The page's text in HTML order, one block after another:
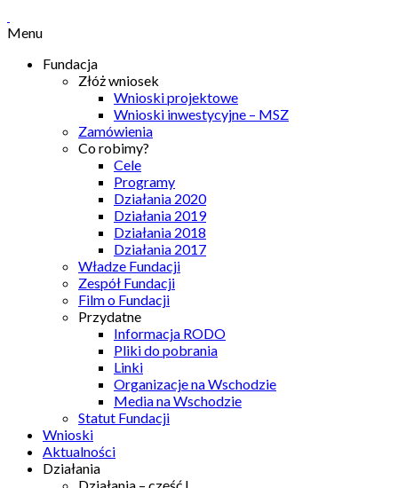
Menu
Fundacja
Złóż wniosek
Wnioski projektowe
Wnioski inwestycyjne – MSZ
Zamówienia
Co robimy?
Cele
Programy
Działania 2020
Działania 2019
Działania 2018
Działania 2017
Władze Fundacji
Zespół Fundacji
Film o Fundacji
Przydatne
Informacja RODO
Pliki do pobrania
Linki
Organizacje na Wschodzie
Media na Wschodzie
Statut Fundacji
Wnioski
Aktualności
Działania